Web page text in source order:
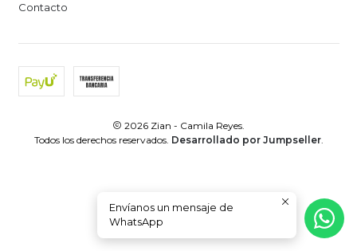
Contacto
2026 Zian - Camila Reyes.
Todos los derechos reservados. Desarrollado por Jumpseller.
Envíanos un mensaje de
WhatsApp